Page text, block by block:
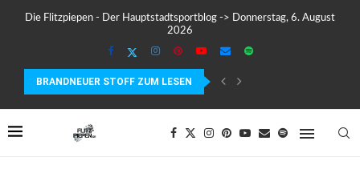
Die Flitzpiepen - Der Hauptstadtsportblog -> Donnerstag, 6. August
2026
BRANDNEUER STOFF ZUM LESEN
COROS PACE 4 IM TEST – LEICHT, SCHNELL...